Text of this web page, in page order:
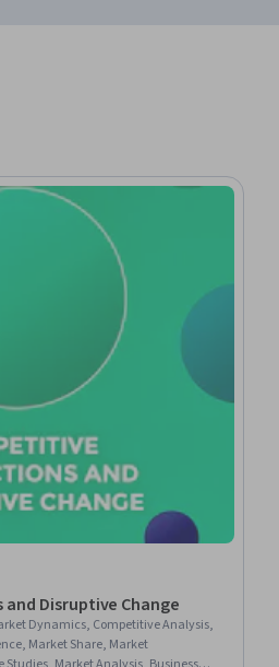
Disruptive Change
Dynamics, Competitive Analysis,
Market Share, Market